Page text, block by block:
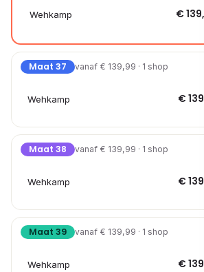
Wehkamp €
Maat 37 vanaf € 139,99 · 1 shop
Wehkamp €
Maat 38 vanaf € 139,99 · 1 shop
Wehkamp €
Maat 39 vanaf € 139,99 · 1 shop
Wehkamp €